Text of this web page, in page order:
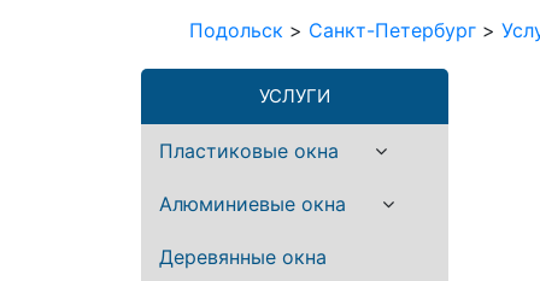
Подольск > Санкт-Петербург >
УСЛУГИ
Пластиковые окна
Алюминиевые окна
Деревянные окна